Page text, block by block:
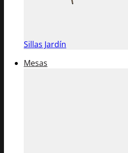
Sillas Jardín
Mesas